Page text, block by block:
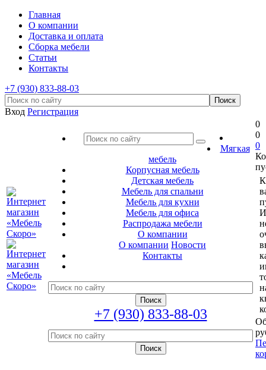
Главная
О компании
Доставка и оплата
Сборка мебели
Статьи
Контакты
+7 (930) 833-88-03
Вход Регистрация
Мягкая
мебель
Корпусная мебель
Детская мебель
Мебель для спальни
Мебель для кухни
Мебель для офиса
Распродажа мебели
О компании
О компании Новости
Контакты
+7 (930) 833-88-03
0
0
0